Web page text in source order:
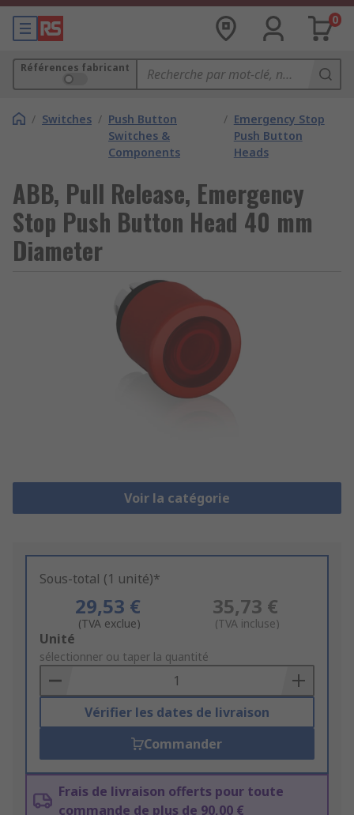
0
Références fabricant
/ Switches / Push Button
Switches &
Components
/ Emergency Stop
Push Button
Heads
ABB, Pull Release, Emergency
Stop Push Button Head 40 mm
Diameter
Voir la catégorie
Sous-total (1 unité)*
29,53 €
(TVA exclue)
35,73 €
(TVA incluse)
Add
to
Basket
Unité
sélectionner ou taper la quantité
Vérifier les dates de livraison
Commander
Frais de livraison offerts pour toute
commande de plus de 90,00 €